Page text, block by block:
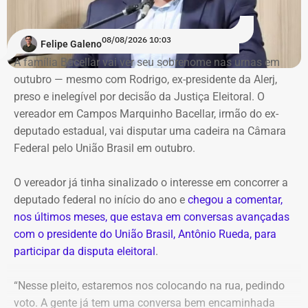
O jurista — que afirma ser o “candidato do presidente
Renan Santos — que vai disputar o posto de Presidente
da Repúblicanas eleições de 2026 — no Rio —, também
afirma que tentou descobrir quanto recebe o prefeito, mas
não conseguiu porque o Portal da Transparência estava
fora do ar.
Oficialmente, o município integra o Noroeste Fluminense
e tinha população estimada em 7.584 habitantes até o
R$ 28.435,51 em 2023. Em 2024, a prefeitura
contabilizou R$ 97,4 milhões em receitas brutas.
Dados usados no vídeo levantam
Felipe Galeno08/08/2026 10:03
A família Bacellar vai ver seu sobrenome nas urnas em
outubro — mesmo com Rodrigo, ex-presidente da Alerj,
preso e inelegível por decisão da Justiça Eleitoral. O
vereador em Campos Marquinho Bacellar, irmão do ex-
deputado estadual, vai disputar uma cadeira na Câmara
Federal pelo União Brasil em outubro.
O vereador já tinha sinalizado o interesse em concorrer a
deputado federal no início do ano e chegou a comentar,
nos últimos meses, que estava em conversas avançadas
com o presidente do União Brasil, Antônio Rueda, para
participar da disputa eleitoral .
“Nesse pleito, estaremos nos colocando na rua, pedindo
voto. A gente já tem uma conversa bem encaminhada